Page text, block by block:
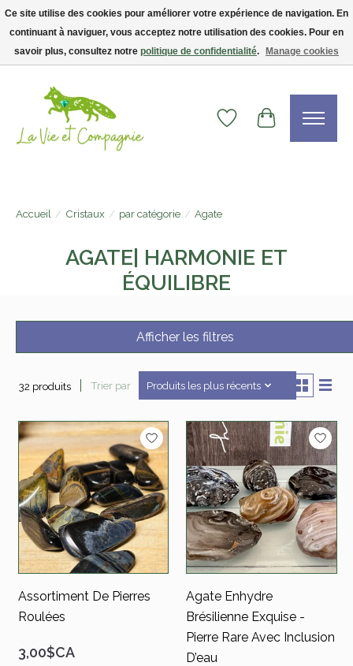
Livraison gratuite dès 75$ — code LVCFREE• Clients USA : visitez la boutique
Liste de souhaits
Panier
Accueil / Cristaux / par catégorie / Agate
AGATE| HARMONIE ET
ÉQUILIBRE
Afficher les filtres
32 produits Trier par Produits les plus récents
3,00$CA
Assortiment De Pierres
Roulées
Agate Enhydre
Brésilienne Exquise -
Pierre Rare Avec Inclusion
D’eau
Ce site utilise des cookies pour améliorer votre expérience de navigation. En
continuant à naviguer, vous acceptez notre utilisation des cookies. Pour en
savoir plus, consultez notre politique de confidentialité. Manage cookies